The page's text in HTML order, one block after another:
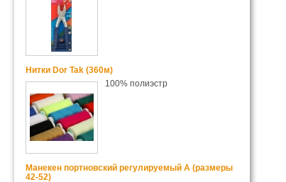
Нитки Dor Tak (360м)
100% полиэстр
Манекен портновский регулируемый А (размеры
42-52)